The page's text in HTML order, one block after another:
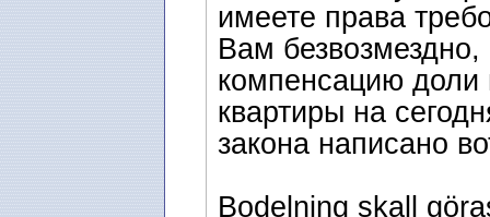
имеете права
Вам
компенсацию
квартиры на
закона написано
Bodelning skall